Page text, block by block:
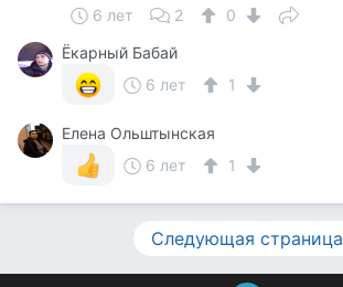
6 лет 2
0
Ёкарный Бабай
6 лет
1
Елена Ольштынская
6 лет
1
Следующая страница